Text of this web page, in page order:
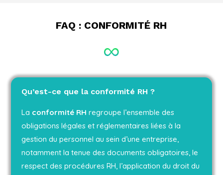
FAQ : CONFORMITÉ RH
Qu’est-ce que la conformité RH ?
La conformité RH regroupe l’ensemble des
obligations légales et réglementaires liées à la
gestion du personnel au sein d’une entreprise,
notamment la tenue des documents obligatoires, le
respect des procédures RH, l’application du droit du